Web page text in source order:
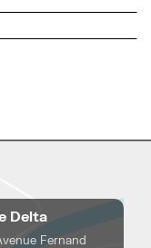
Delta
Fernand